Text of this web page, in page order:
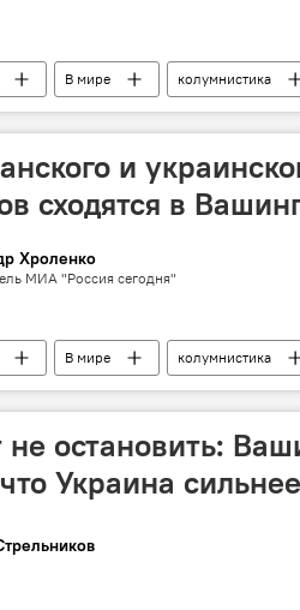
В мире колумнистика
и
сходятся в
Хроленко
МИА "Россия сегодня"
В мире колумнистика
остановить:
Украина